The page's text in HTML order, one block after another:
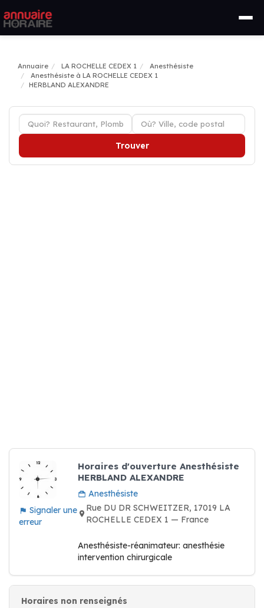
Annuaire LA ROCHELLE CEDEX 1
Anesthésiste
Anesthésiste à LA ROCHELLE CEDEX 1
HERBLAND ALEXANDRE
Trouver
Signaler une
erreur
Horaires d'ouverture Anesthésiste
HERBLAND ALEXANDRE
Anesthésiste
Rue DU DR SCHWEITZER, 17019 LA
ROCHELLE CEDEX 1 — France
Anesthésiste-réanimateur: anesthésie
intervention chirurgicale
Horaires non renseignés